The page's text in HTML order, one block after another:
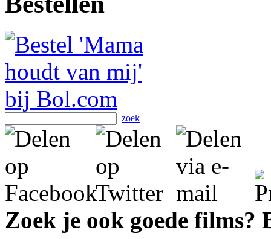
zoek
Zoek je ook goede films?